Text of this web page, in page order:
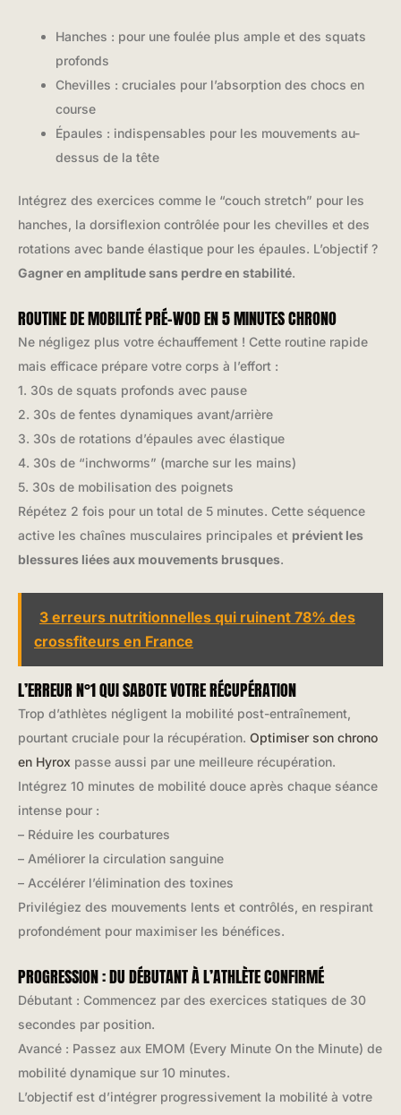
Hanches : pour une foulée plus ample et des squats
profonds
Chevilles : cruciales pour l’absorption des chocs en
course
Épaules : indispensables pour les mouvements au-
dessus de la tête
Intégrez des exercices comme le “couch stretch” pour les
hanches, la dorsiflexion contrôlée pour les chevilles et des
rotations avec bande élastique pour les épaules. L’objectif ?
Gagner en amplitude sans perdre en stabilité.
ROUTINE DE MOBILITÉ PRÉ-WOD EN 5 MINUTES CHRONO
Ne négligez plus votre échauffement ! Cette routine rapide
mais efficace prépare votre corps à l’effort :
1. 30s de squats profonds avec pause
2. 30s de fentes dynamiques avant/arrière
3. 30s de rotations d’épaules avec élastique
4. 30s de “inchworms” (marche sur les mains)
5. 30s de mobilisation des poignets
Répétez 2 fois pour un total de 5 minutes. Cette séquence
active les chaînes musculaires principales et prévient les
blessures liées aux mouvements brusques.
3 erreurs nutritionnelles qui ruinent 78% des
crossfiteurs en France
L’ERREUR N°1 QUI SABOTE VOTRE RÉCUPÉRATION
Trop d’athlètes négligent la mobilité post-entraînement,
pourtant cruciale pour la récupération. Optimiser son chrono
en Hyrox passe aussi par une meilleure récupération.
Intégrez 10 minutes de mobilité douce après chaque séance
intense pour :
– Réduire les courbatures
– Améliorer la circulation sanguine
– Accélérer l’élimination des toxines
Privilégiez des mouvements lents et contrôlés, en respirant
profondément pour maximiser les bénéfices.
PROGRESSION : DU DÉBUTANT À L’ATHLÈTE CONFIRMÉ
Débutant : Commencez par des exercices statiques de 30
secondes par position.
Avancé : Passez aux EMOM (Every Minute On the Minute) de
mobilité dynamique sur 10 minutes.
L’objectif est d’intégrer progressivement la mobilité à votre